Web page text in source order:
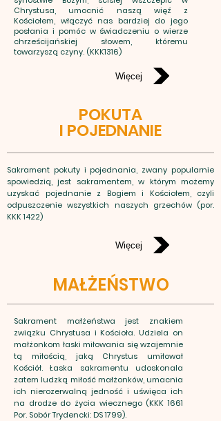
Chrystusa, umocnić naszą więź z
Kościołem, włączyć nas bardziej do jego
posłania i pomóc w świadczeniu o wierze
chrześcijańskiej słowem, któremu
towarzyszą czyny. (KKK1316)
Więcej
POKUTA
I POJEDNANIE
Sakrament pokuty i pojednania, zwany popularnie
spowiedzią, jest sakramentem, w którym możemy
uzyskać pojednanie z Bogiem i Kościołem, czyli
odpuszczenie wszystkich naszych grzechów (por.
KKK 1422)
Więcej
MAŁŻEŃSTWO
Sakrament małżeństwa jest znakiem
związku Chrystusa i Kościoła. Udziela on
małżonkom łaski miłowania się wzajemnie
tą miłością, jaką Chrystus umiłował
Kościół. Łaska sakramentu udoskonala
zatem ludzką miłość małżonków, umacnia
ich nierozerwalną jedność i uświęca ich
na drodze do życia wiecznego (KKK 1661
Por. Sobór Trydencki: DS 1799).